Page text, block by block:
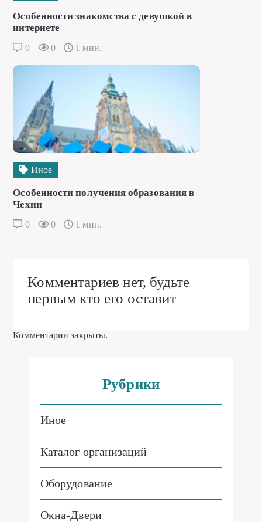
Особенности знакомства с девушкой в
интернете
0 0 1 мин.
Иное
Особенности получения образования в
Чехии
0 0 1 мин.
Комментариев нет, будьте
первым кто его оставит
Комментарии закрыты.
Рубрики
Иное
Каталог организаций
Оборудование
Окна-Двери